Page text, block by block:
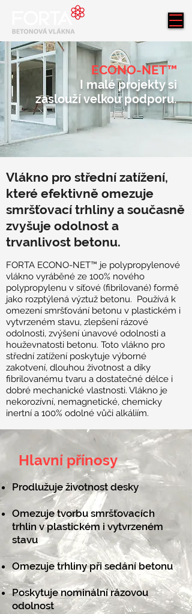
ECONO-NET™
I malé projekty si
zaslouží velkou podporu.
Vlákno pro střední zatížení,
které efektivně omezuje
smršťovací trhliny a současně
zvyšuje odolnost a
trvanlivost betonu.
FORTA ECONO-NET™ je polypropylenové
vlákno vyráběné ze 100% nového
polypropylenu v síťové (fibrilované) formě
jako rozptýlená výztuž betonu. Používá k
omezení smršťování betonu v plastickém i
vytvrzeném stavu, zlepšení rázové
odolnosti, zvýšení únavové odolnosti a
houževnatosti betonu. Toto vlákno pro
střední zatížení poskytuje výborné
zakotvení, dlouhou životnost a díky
fibrilovanému tvaru a dostatečné délce i
dobré mechanické vlastnosti. Vlákno je
nekorozívní, nemagnetické, chemicky
inertní a 100% odolné vůči alkáliím.
Hlavní přínosy
Prodlužuje životnost desky
Omezuje tvorbu smršťovacích
trhlin v plastickém i vytvrzeném
stavu
Omezuje trhliny při sedání betonu
Poskytuje nominální rázovou
odolnost